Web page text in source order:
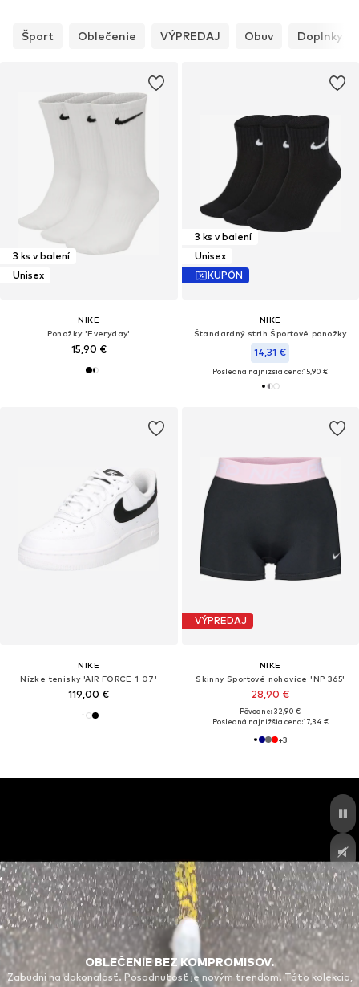
Šport Oblečenie VÝPREDAJ Obuv Doplnky
3 ks v balení
Unisex
NIKE
Ponožky 'Everyday'
15,90 €
3 ks v balení
Unisex
KUPÓN
NIKE
Štandardný strih Športové ponožky
14,31 €
Posledná najnižšia cena:15,90 €
NIKE
Nízke tenisky 'AIR FORCE 1 07'
119,00 €
VÝPREDAJ
NIKE
Skinny Športové nohavice 'NP 365'
28,90 €
Pôvodne: 32,90 €
Posledná najnižšia cena:17,34 €
+3
OBLEČENIE BEZ KOMPROMISOV.
Zabudni na dokonalosť. Posadnutosť je novým trendom. Táto kolekcia,